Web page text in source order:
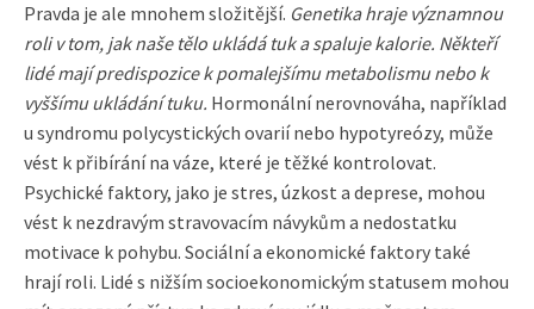
Pravda je ale mnohem složitější. Genetika hraje významnou
roli v tom, jak naše tělo ukládá tuk a spaluje kalorie. Někteří
lidé mají predispozice k pomalejšímu metabolismu nebo k
vyššímu ukládání tuku. Hormonální nerovnováha, například
u syndromu polycystických ovarií nebo hypotyreózy, může
vést k přibírání na váze, které je těžké kontrolovat.
Psychické faktory, jako je stres, úzkost a deprese, mohou
vést k nezdravým stravovacím návykům a nedostatku
motivace k pohybu. Sociální a ekonomické faktory také
hrají roli. Lidé s nižším socioekonomickým statusem mohou